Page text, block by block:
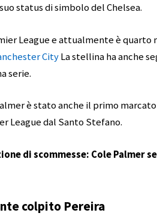
status di simbolo del Chelsea.
League e attualmente è quarto
CityLa stellina ha anche
serie.
è stato anche il primo
League dal Santo Stefano.
di scommesse: Cole Palmer
colpito Pereira